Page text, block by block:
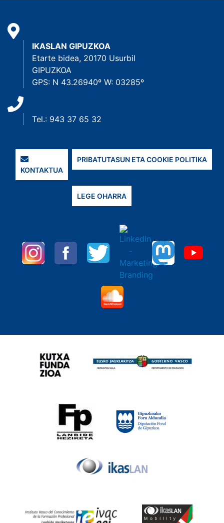
IKASLAN GIPUZKOA
Etarte bidea, 20170 Usurbil
GIPUZKOA
GPS: N 43.26940º W: 03285º
Tel.: 943 37 65 32
KONTAKTUA
PRIBATUTASUN ETA COOKIE POLITIKA
LEGE OHARRA